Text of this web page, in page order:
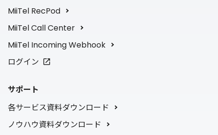
MiiTel RecPod
MiiTel Call Center
MiiTel Incoming Webhook
ログイン
サポート
各サービス資料ダウンロード
ノウハウ資料ダウンロード